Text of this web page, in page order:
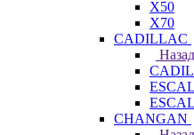
X50
X70
CADILLAC
Назад
CHANGAN